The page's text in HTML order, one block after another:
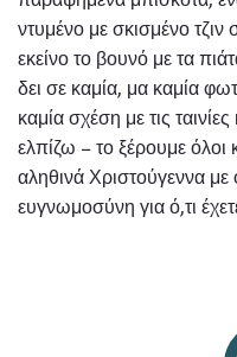
ντυμένο με σκισμένο τζιν
εκείνο το βουνό με τα
δει σε καμία, μα καμία
καμία σχέση με τις
ελπίζω – το ξέρουμε όλοι
αληθινά Χριστούγεννα με
ευγνωμοσύνη για ό,τι